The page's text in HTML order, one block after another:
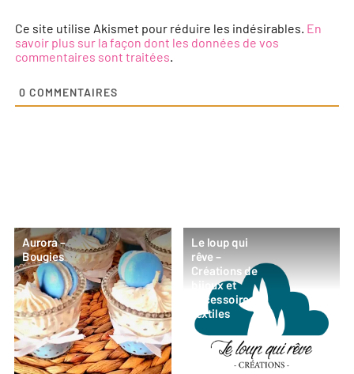
Ce site utilise Akismet pour réduire les indésirables. En
savoir plus sur la façon dont les données de vos
commentaires sont traitées.
0 COMMENTAIRES
Aurora –
Bougies
Le loup qui
rêve –
Créations de
bijoux et
accessoires
textiles